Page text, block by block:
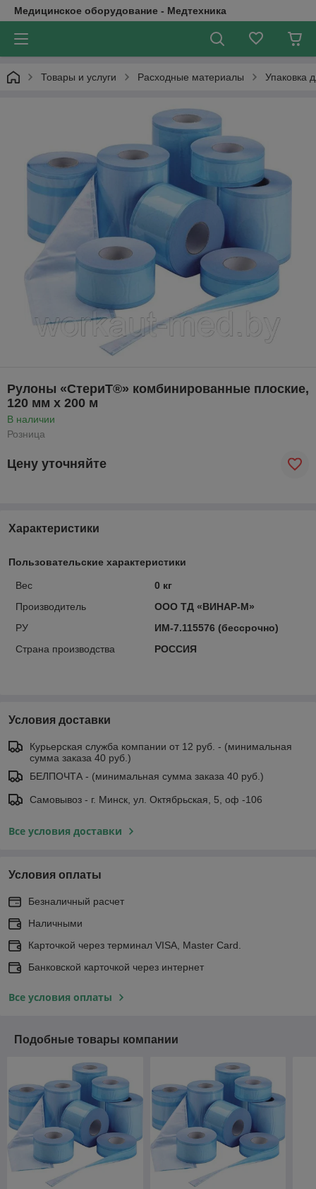
Медицинское оборудование - Медтехника
Товары и услуги Расходные материалы Упаковка
Рулоны «СтериТ®» комбинированные плоские,
120 мм х 200 м
В наличии
Розница
Цену уточняйте
Характеристики
Пользовательские характеристики
Вес
0 кг
Производитель
ООО ТД «ВИНАР-М»
РУ
ИМ-7.115576 (бессрочно)
Страна производства
РОССИЯ
Условия доставки
Курьерская служба компании от 12 руб. - (минимальная
сумма заказа 40 руб.)
БЕЛПОЧТА - (минимальная сумма заказа 40 руб.)
Самовывоз - г. Минск, ул. Октябрьская, 5, оф -106
Все условия доставки
Условия оплаты
Безналичный расчет
Наличными
Карточкой через терминал VISA, Master Card.
Банковской карточкой через интернет
Все условия оплаты
Подобные товары компании